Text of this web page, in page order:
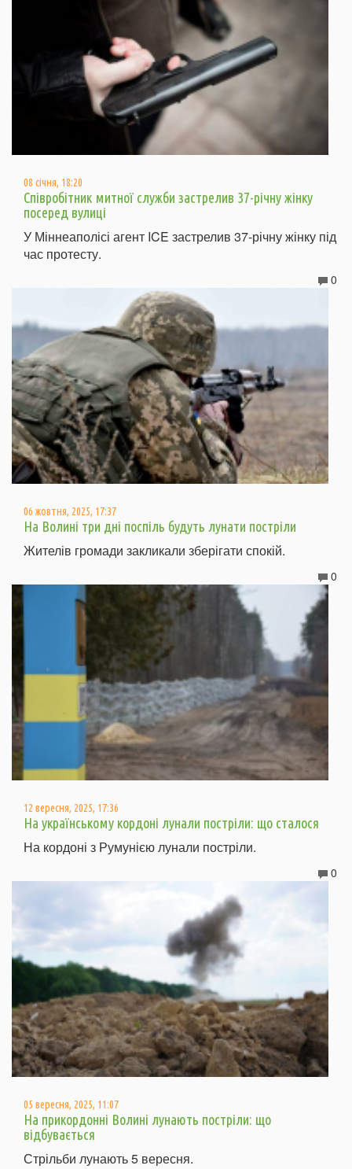
08 січня, 18:20
Співробітник митної служби застрелив 37-річну жінку
посеред вулиці
У Міннеаполісі агент ICE застрелив 37-річну жінку під
час протесту.
0
06 жовтня, 2025, 17:37
На Волині три дні поспіль будуть лунати постріли
Жителів громади закликали зберігати спокій.
0
12 вересня, 2025, 17:36
На українському кордоні лунали постріли: що сталося
На кордоні з Румунією лунали постріли.
0
05 вересня, 2025, 11:07
На прикордонні Волині лунають постріли: що
відбувається
Стрільби лунають 5 вересня.